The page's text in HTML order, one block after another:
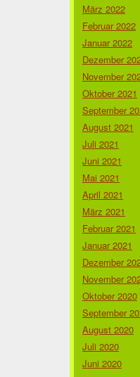
März 2022
Februar 2022
Januar 2022
Dezember
November
Oktober 2021
September
August 2021
Juli 2021
Juni 2021
Mai 2021
April 2021
März 2021
Februar 2021
Januar 2021
Dezember
November
Oktober 2020
September
August 2020
Juli 2020
Juni 2020